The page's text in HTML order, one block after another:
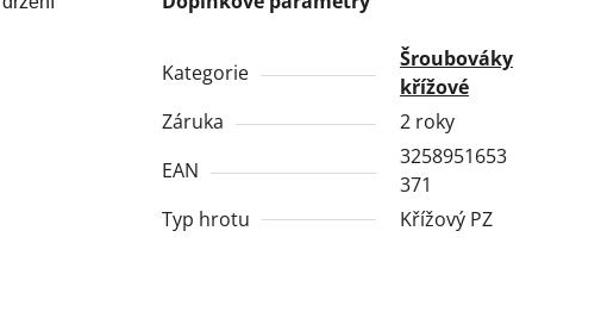
Kategorie
Šroubováky
křížové
Záruka
2 roky
EAN
3258951653
371
Typ hrotu
Křížový PZ